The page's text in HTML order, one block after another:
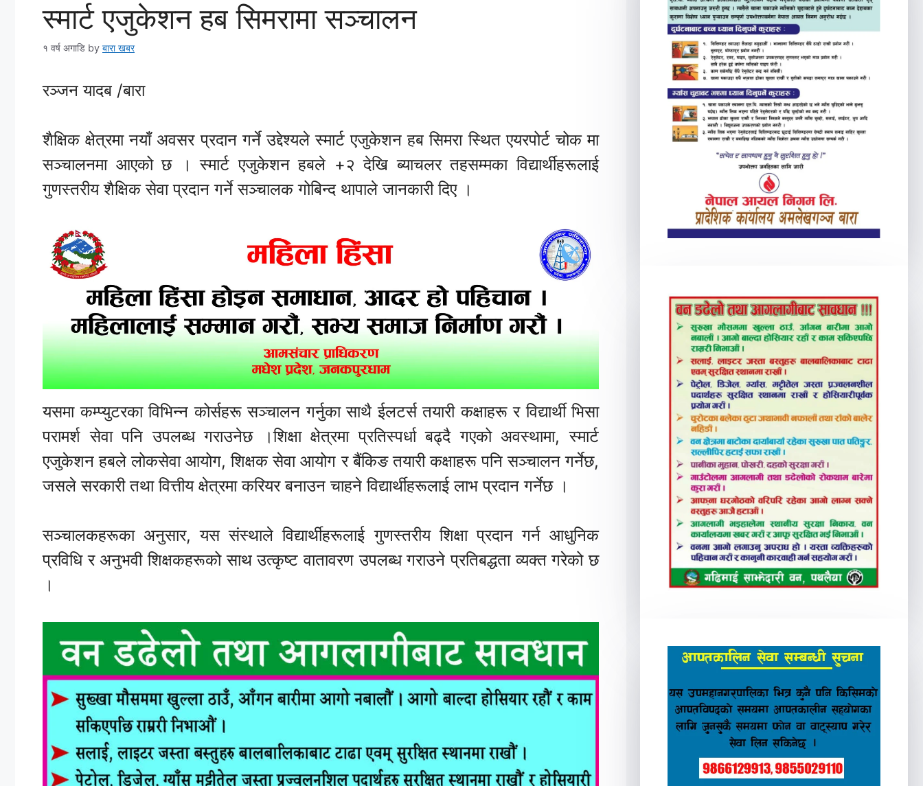
स्मार्ट एजुकेशन हब सिमरामा सञ्चालन
१ वर्ष अगाडि by बारा खबर
रञ्जन यादब /बारा
शैक्षिक क्षेत्रमा नयाँ अवसर प्रदान गर्ने उद्देश्यले स्मार्ट एजुकेशन हब सिमरा स्थित एयरपोर्ट चोक मा
सञ्चालनमा आएको छ । स्मार्ट एजुकेशन हबले +२ देखि ब्याचलर तहसम्मका विद्यार्थीहरूलाई
गुणस्तरीय शैक्षिक सेवा प्रदान गर्ने सञ्चालक गोबिन्द थापाले जानकारी दिए ।
यसमा कम्प्युटरका विभिन्न कोर्सहरू सञ्चालन गर्नुका साथै ईलटर्स तयारी कक्षाहरू र विद्यार्थी भिसा
परामर्श सेवा पनि उपलब्ध गराउनेछ ।शिक्षा क्षेत्रमा प्रतिस्पर्धा बढ्दै गएको अवस्थामा, स्मार्ट
एजुकेशन हबले लोकसेवा आयोग, शिक्षक सेवा आयोग र बैंकिङ तयारी कक्षाहरू पनि सञ्चालन गर्नेछ,
जसले सरकारी तथा वित्तीय क्षेत्रमा करियर बनाउन चाहने विद्यार्थीहरूलाई लाभ प्रदान गर्नेछ ।
सञ्चालकहरूका अनुसार, यस संस्थाले विद्यार्थीहरूलाई गुणस्तरीय शिक्षा प्रदान गर्न आधुनिक
प्रविधि र अनुभवी शिक्षकहरूको साथ उत्कृष्ट वातावरण उपलब्ध गराउने प्रतिबद्धता व्यक्त गरेको छ
।